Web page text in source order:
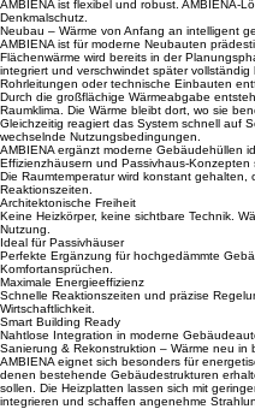
Einsatzbereiche
AMBIENA ist flexibel und robust. AMBIENA-
Denkmalschutz.
Neubau – Wärme von Anfang an intelligent
AMBIENA ist für moderne Neubauten
Flächenwärme wird bereits in der
integriert und verschwindet später vollständig
Rohrleitungen oder technische Einbauten
Durch die großflächige Wärmeabgabe
Raumklima. Die Wärme bleibt dort, wo sie
Gleichzeitig reagiert das System schnell auf
wechselnde Nutzungsbedingungen.
AMBIENA ergänzt moderne Gebäudehüllen
Effizienzhäusern und Passivhaus-Konzepten
Die Raumtemperatur wird konstant gehalten,
Reaktionszeiten.
Architektonische Freiheit
Keine Heizkörper, keine sichtbare Technik.
Nutzung.
Ideal für Passivhäuser
Perfekte Ergänzung für hochgedämmte
Komfortansprüchen.
Maximale Energieeffizienz
Schnelle Reaktionszeiten und präzise
Wirtschaftlichkeit.
Smart Building Ready
Nahtlose Integration in moderne
Sanierung & Rekonstruktion – Wärme neu in
AMBIENA eignet sich besonders für
denen bestehende Gebäudestrukturen
sollen. Die Heizplatten lassen sich mit